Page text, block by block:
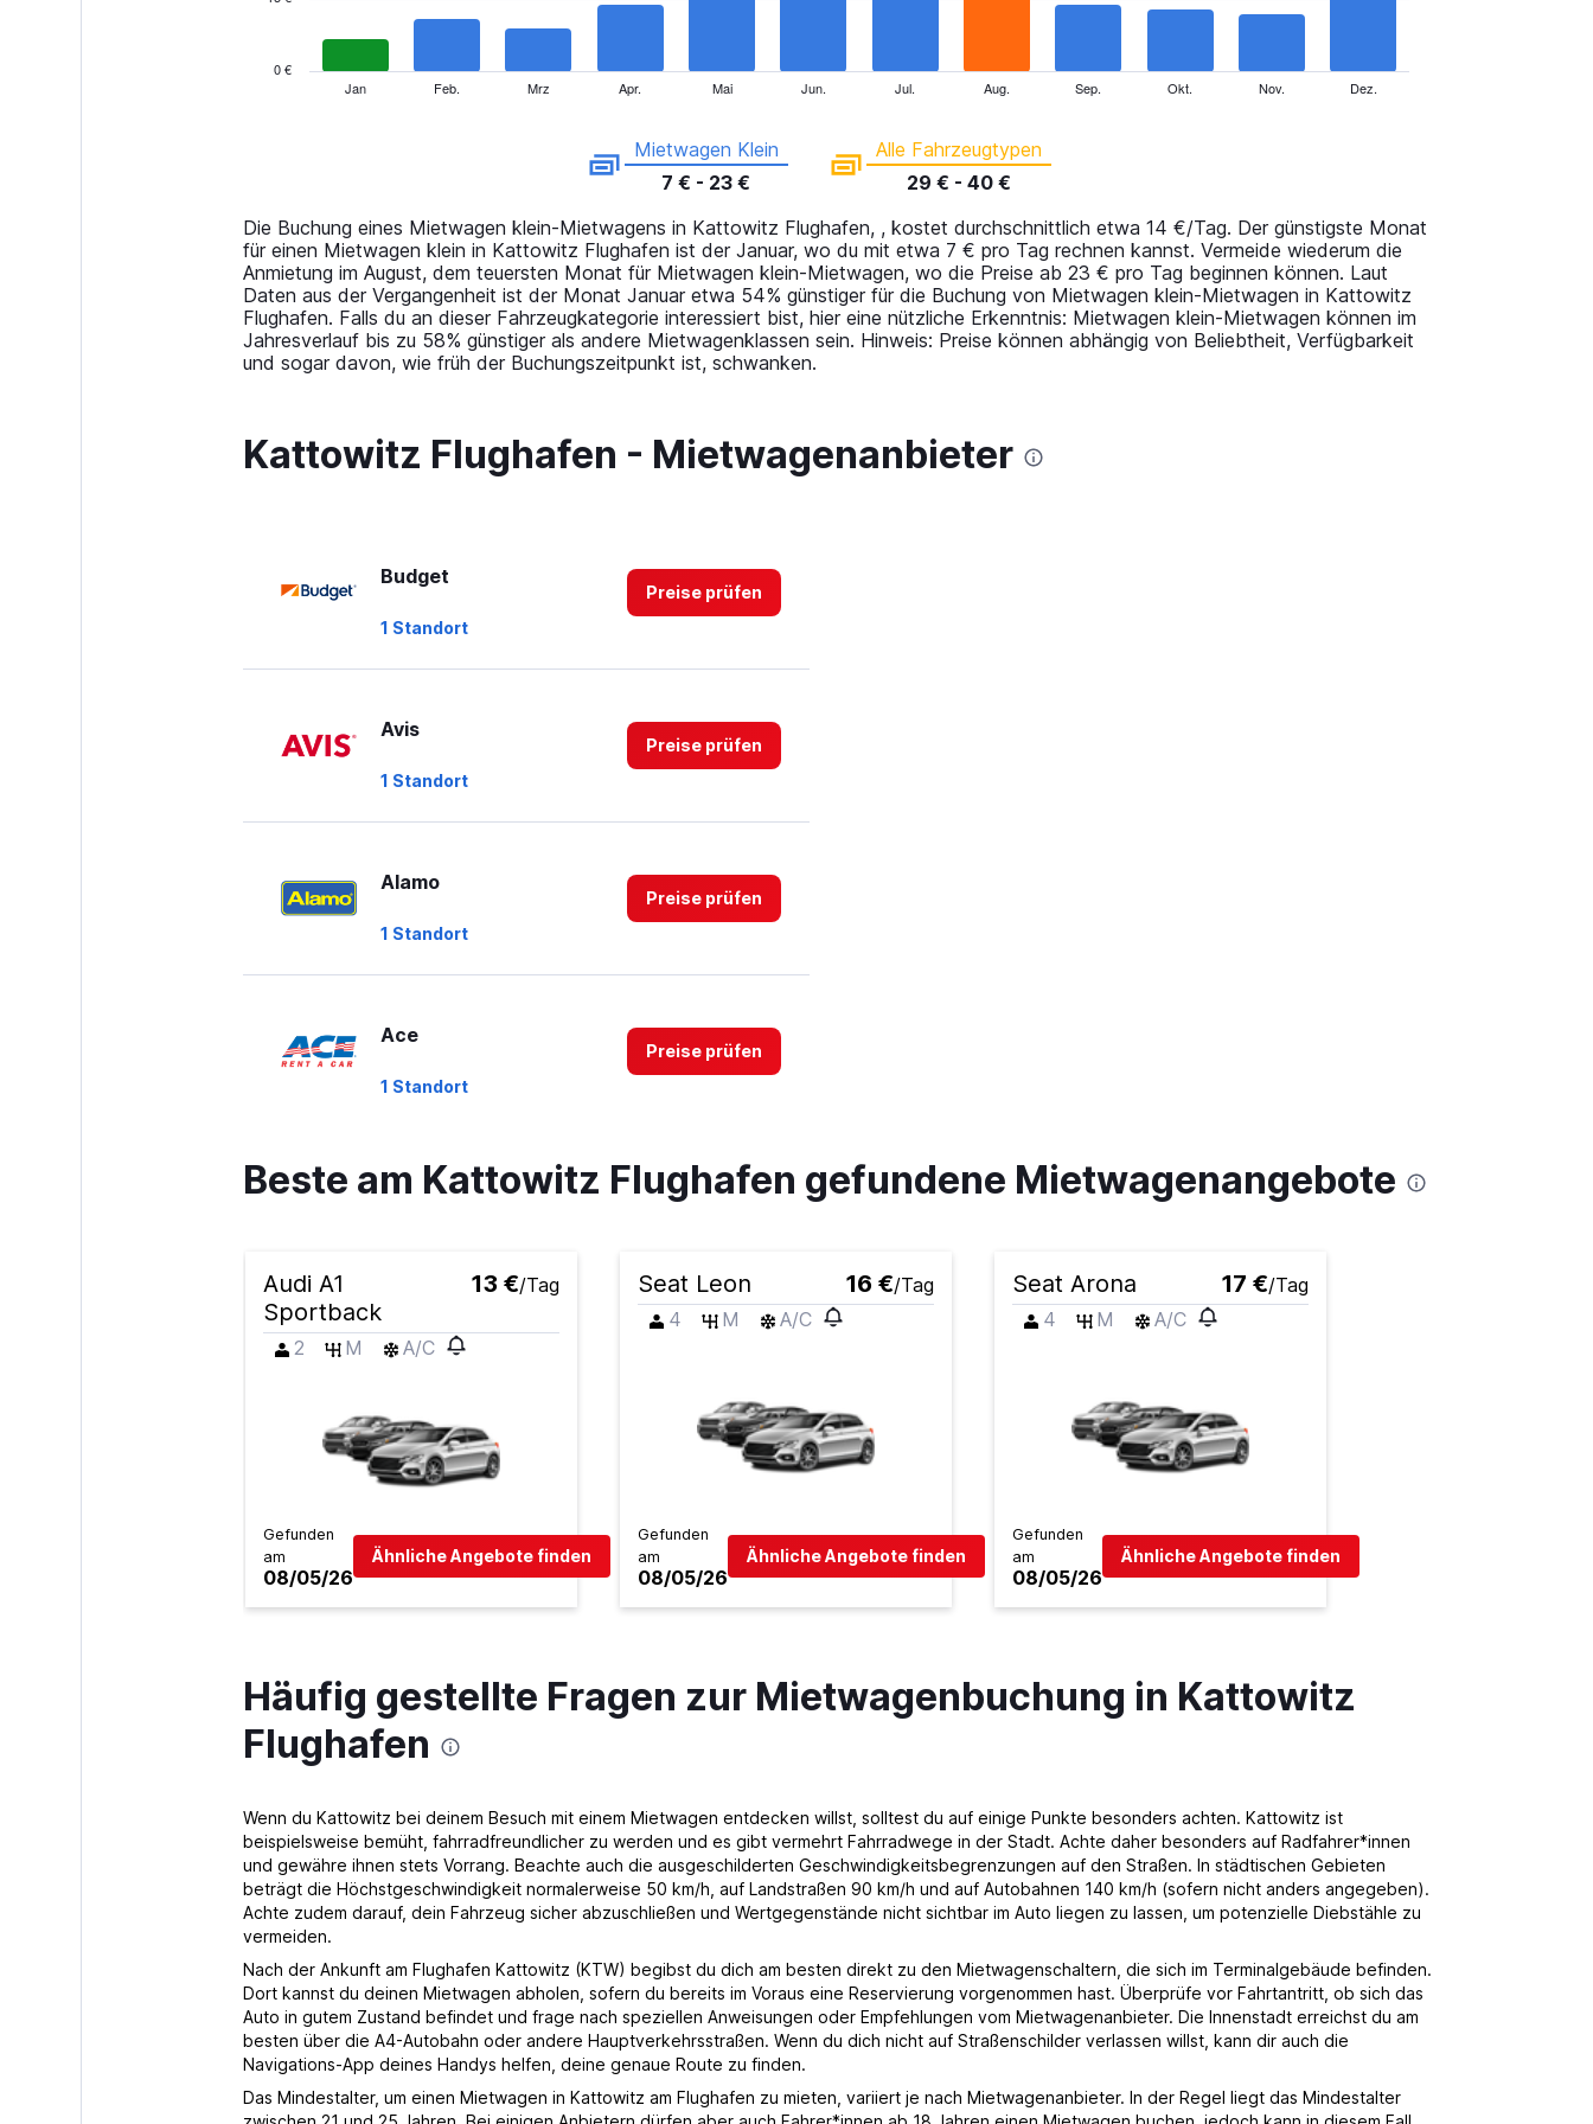
has
14
categories.
The
chart
has
1
Y
Range:
0
Jan Feb. Mrz Apr. Mai Jun. Jul. Aug. Sep. Okt. Nov. Dez.
0 €
Mietwagen Klein
7 € - 23 €
Alle Fahrzeugtypen
29 € - 40 €
Die Buchung eines Mietwagen klein-Mietwagens in Kattowitz Flughafen, , kostet durchschnittlich etwa 14 €/Tag. Der günstigste Monat
für einen Mietwagen klein in Kattowitz Flughafen ist der Januar, wo du mit etwa 7 € pro Tag rechnen kannst. Vermeide wiederum die
Anmietung im August, dem teuersten Monat für Mietwagen klein-Mietwagen, wo die Preise ab 23 € pro Tag beginnen können. Laut
Daten aus der Vergangenheit ist der Monat Januar etwa 54% günstiger für die Buchung von Mietwagen klein-Mietwagen in Kattowitz
Flughafen. Falls du an dieser Fahrzeugkategorie interessiert bist, hier eine nützliche Erkenntnis: Mietwagen klein-Mietwagen können im
Jahresverlauf bis zu 58% günstiger als andere Mietwagenklassen sein. Hinweis: Preise können abhängig von Beliebtheit, Verfügbarkeit
und sogar davon, wie früh der Buchungszeitpunkt ist, schwanken.
Kattowitz Flughafen - Mietwagenanbieter
Budget
1 Standort
Preise prüfen
Avis
1 Standort
Preise prüfen
Alamo
1 Standort
Preise prüfen
Ace
1 Standort
Preise prüfen
CARO
Preise prüfen
Auto Discount
Location
1 Standort
1 Standort
Preise prüfen
RENTAL
2 Standorte
Preise prüfen
Beste am Kattowitz Flughafen gefundene Mietwagenangebote
Audi A1
Sportback
13 €/Tag
2 M A/C
Gefunden
am
08/05/26
Ähnliche Angebote finden
Seat Leon 16 €/Tag
4
M A/C
Gefunden
am
08/05/26
Ähnliche Angebote finden
Seat Arona 17 €/Tag
4
M A/C
Gefunden
am
08/05/26
Ähnliche Angebote finden
Häufig gestellte Fragen zur Mietwagenbuchung in Kattowitz
Flughafen
Wenn du Kattowitz bei deinem Besuch mit einem Mietwagen entdecken willst, solltest du auf einige Punkte besonders achten. Kattowitz ist
beispielsweise bemüht, fahrradfreundlicher zu werden und es gibt vermehrt Fahrradwege in der Stadt. Achte daher besonders auf Radfahrer*innen
und gewähre ihnen stets Vorrang. Beachte auch die ausgeschilderten Geschwindigkeitsbegrenzungen auf den Straßen. In städtischen Gebieten
beträgt die Höchstgeschwindigkeit normalerweise 50 km/h, auf Landstraßen 90 km/h und auf Autobahnen 140 km/h (sofern nicht anders angegeben).
Achte zudem darauf, dein Fahrzeug sicher abzuschließen und Wertgegenstände nicht sichtbar im Auto liegen zu lassen, um potenzielle Diebstähle zu
vermeiden.
Nach der Ankunft am Flughafen Kattowitz (KTW) begibst du dich am besten direkt zu den Mietwagenschaltern, die sich im Terminalgebäude befinden.
Dort kannst du deinen Mietwagen abholen, sofern du bereits im Voraus eine Reservierung vorgenommen hast. Überprüfe vor Fahrtantritt, ob sich das
Auto in gutem Zustand befindet und frage nach speziellen Anweisungen oder Empfehlungen vom Mietwagenanbieter. Die Innenstadt erreichst du am
besten über die A4-Autobahn oder andere Hauptverkehrsstraßen. Wenn du dich nicht auf Straßenschilder verlassen willst, kann dir auch die
Navigations-App deines Handys helfen, deine genaue Route zu finden.
Das Mindestalter, um einen Mietwagen in Kattowitz am Flughafen zu mieten, variiert je nach Mietwagenanbieter. In der Regel liegt das Mindestalter